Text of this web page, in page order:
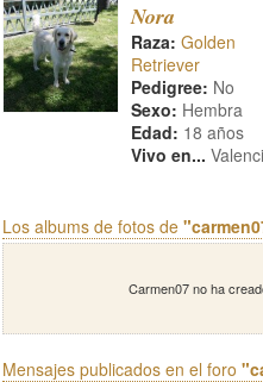
Nora
Raza: Golden
Retriever
Pedigree: No
Sexo: Hembra
Edad: 18 años
Vivo en...
Los albums de fotos de
Carmen07 no ha
Mensajes publicados en el foro